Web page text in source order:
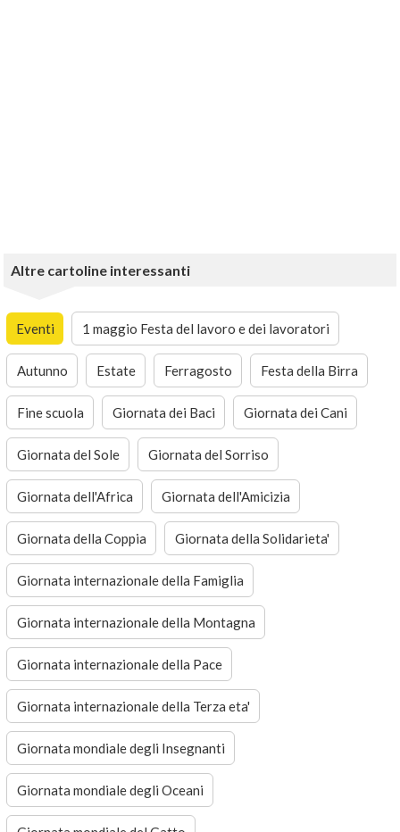
Altre cartoline interessanti
Eventi 1 maggio Festa del lavoro e dei lavoratori
Autunno Estate Ferragosto Festa della Birra
Fine scuola Giornata dei Baci Giornata dei Cani
Giornata del Sole Giornata del Sorriso
Giornata dell'Africa Giornata dell'Amicizia
Giornata della Coppia Giornata della Solidarieta'
Giornata internazionale della Famiglia
Giornata internazionale della Montagna
Giornata internazionale della Pace
Giornata internazionale della Terza eta'
Giornata mondiale degli Insegnanti
Giornata mondiale degli Oceani